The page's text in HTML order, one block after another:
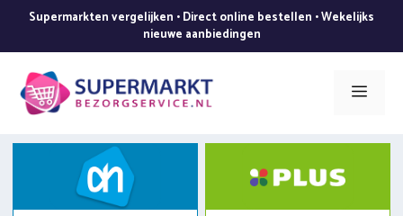
de
inhoud
Supermarkten vergelijken • Direct online bestellen • Wekelijks
nieuwe aanbiedingen
Menu